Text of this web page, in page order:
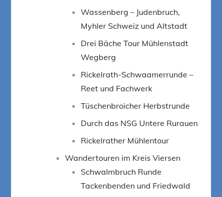
Wassenberg – Judenbruch,
Myhler Schweiz und Altstadt
Drei Bäche Tour Mühlenstadt
Wegberg
Rickelrath-Schwaamerrunde –
Reet und Fachwerk
Tüschenbroicher Herbstrunde
Durch das NSG Untere Rurauen
Rickelrather Mühlentour
Wandertouren im Kreis Viersen
Schwalmbruch Runde
Tackenbenden und Friedwald